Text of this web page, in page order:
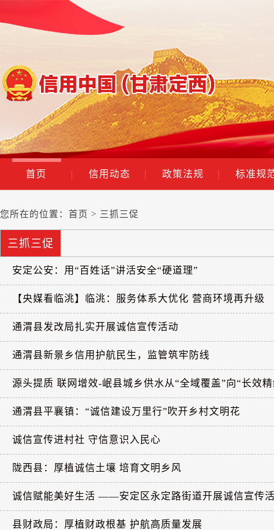
首页 | 信用动态 | 政策法规 | 标准规
您所在的位置： 首页 > 三抓三促
三抓三促
安定公安：用“百姓话”讲活安全“硬道理”
【央媒看临洮】临洮：服务体系大优化 营商环境再升级
通渭县发改局扎实开展诚信宣传活动
通渭县新景乡信用护航民生，监管筑牢防线
源头提质 联网增效-岷县城乡供水从“全域覆盖”向“长效
通渭县平襄镇：“诚信建设万里行”吹开乡村文明花
诚信宣传进村社 守信意识入民心
陇西县：厚植诚信土壤 培育文明乡风
诚信赋能美好生活 ——安定区永定路街道开展诚信宣传
县财政局：厚植财政根基 护航高质量发展